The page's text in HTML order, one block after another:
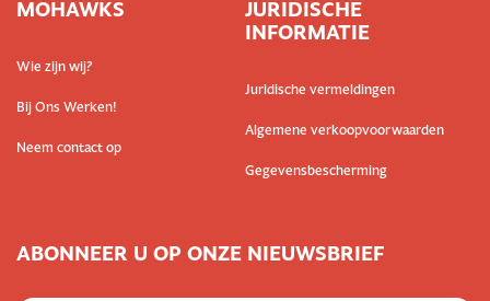
MOHAWKS
Wie zijn wij?
Bij Ons Werken!
Neem contact op
JURIDISCHE
INFORMATIE
Juridische vermeldingen
Algemene verkoopvoorwaarden
Gegevensbescherming
ABONNEER U OP ONZE NIEUWSBRIEF